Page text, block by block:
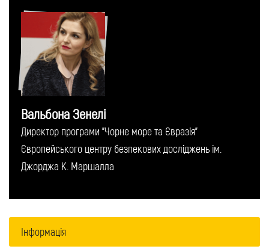
Вальбона Зенелі
Директор програми "Чорне море та Євразія"
Європейського центру безпекових досліджень ім.
Джорджа К. Маршалла
Інформація